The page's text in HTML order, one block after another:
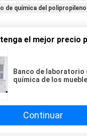
de química del polipropileno
el mejor precio
Banco de laboratorio
química de los
Continuar